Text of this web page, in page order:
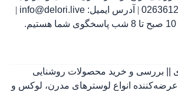
| آدرس ایمیل: info@delori.live
|
|| بررسی و خرید محصولات روشنایی
عرضه‌کننده انواع لوسترهای مدرن، لوکس و